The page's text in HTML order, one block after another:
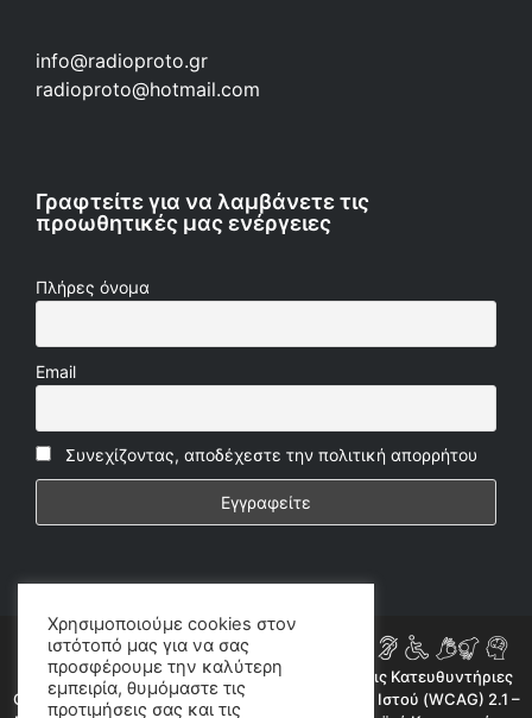
info@radioproto.gr
radioproto@hotmail.com
Γραφτείτε για να λαμβάνετε τις
προωθητικές μας ενέργειες
Πλήρες όνομα
Email
Συνεχίζοντας, αποδέχεστε την πολιτική απορρήτου
Η ιστοσελίδα μας συμμορφώνεται εν μέρει με τις Κατευθυντήριες
Οδηγίες για την Προσβασιμότητα Περιεχομένου Ιστού (WCAG) 2.1 –
Χρησιμοποιούμε cookies στον
ιστότοπό μας για να σας
προσφέρουμε την καλύτερη
εμπειρία, θυμόμαστε τις
προτιμήσεις σας και τις